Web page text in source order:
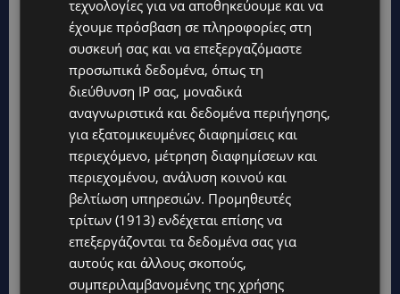
τεχνολογίες για να αποθηκεύουμε και να
έχουμε πρόσβαση σε πληροφορίες στη
συσκευή σας και να επεξεργαζόμαστε
προσωπικά δεδομένα, όπως τη
διεύθυνση IP σας, μοναδικά
αναγνωριστικά και δεδομένα περιήγησης,
για εξατομικευμένες διαφημίσεις και
περιεχόμενο, μέτρηση διαφημίσεων και
περιεχομένου, ανάλυση κοινού και
βελτίωση υπηρεσιών. Προμηθευτές
τρίτων (1913) ενδέχεται επίσης να
επεξεργάζονται τα δεδομένα σας για
αυτούς και άλλους σκοπούς,
συμπεριλαμβανομένης της χρήσης